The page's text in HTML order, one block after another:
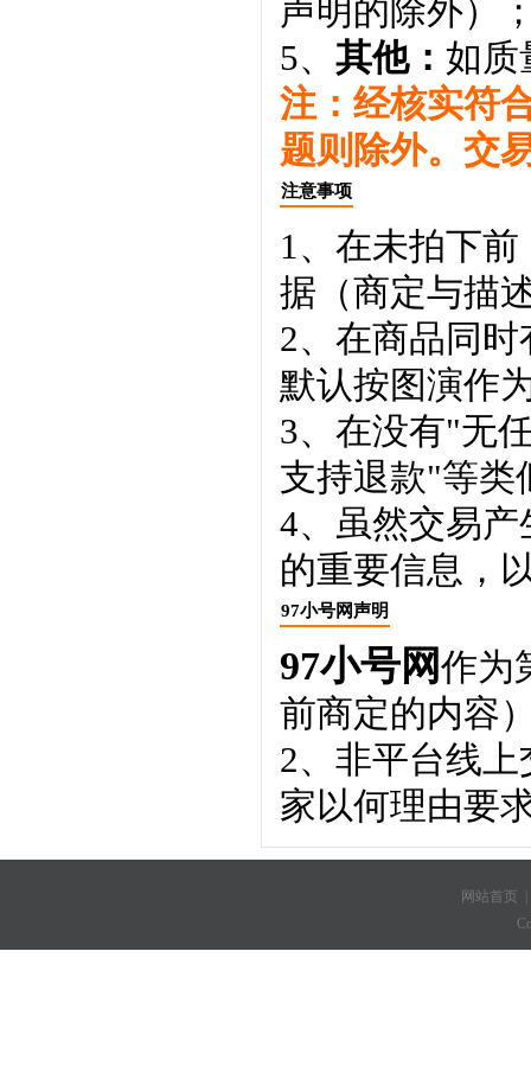
声明的除外）
5、 其他： 如质
注：经核实符
题则除外。交
注意事项
1、在未拍下
据（商定与描
2、在商品同
默认按图演作
3、在没有"无
支持退款"等类
4、虽然交易
的重要信息，
97小号网声明
97小号网作为
前商定的内容
2、非平台线
家以何理由要
网站首页